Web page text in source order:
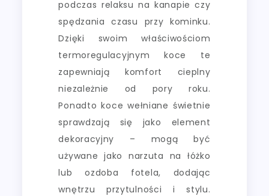
podczas relaksu na kanapie czy
spędzania czasu przy kominku.
Dzięki swoim właściwościom
termoregulacyjnym koce te
zapewniają komfort cieplny
niezależnie od pory roku.
Ponadto koce wełniane świetnie
sprawdzają się jako element
dekoracyjny – mogą być
używane jako narzuta na łóżko
lub ozdoba fotela, dodając
wnętrzu przytulności i stylu.